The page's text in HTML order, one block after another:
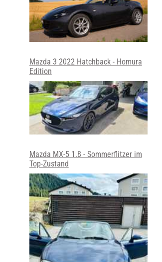
Mazda 3 2022 Hatchback - Homura
Edition
Mazda MX-5 1.8 - Sommerflitzer im
Top-Zustand